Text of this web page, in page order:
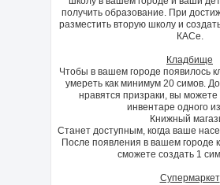
получить образование. При
разместить вторую школу и
КАСе.
Кладбище
Чтобы в вашем городе появилось
умереть как минимум 20 симов.
нравятся призраки, вы
инвентаре одного
Книжный
Станет доступным, когда ваше
После появления в вашем городе
сможете создать 1
Супермаркет